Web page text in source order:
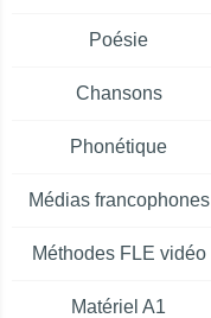
Poésie
Chansons
Phonétique
Médias francophones
Méthodes FLE vidéo
Matériel A1